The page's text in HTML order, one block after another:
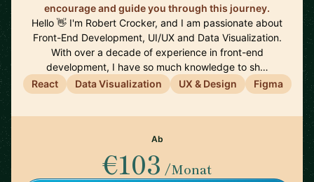
encourage and guide you through this journey.
Hello 👋 I'm Robert Crocker, and I am passionate about
Front-End Development, UI/UX and Data Visualization.
With over a decade of experience in front-end
development, I have so much knowledge to sh…
React
Data Visualization UX & Design Figma
Ab
€103 /Monat